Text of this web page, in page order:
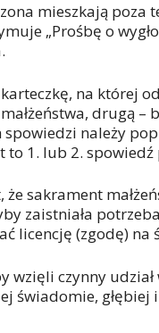
mieszkają
„Prośbę o
na której
drugą
należy
to 1. lub 2.
sakrament
zaistniała
licencję (zgodę) na
wzięli czynny
świadomie,